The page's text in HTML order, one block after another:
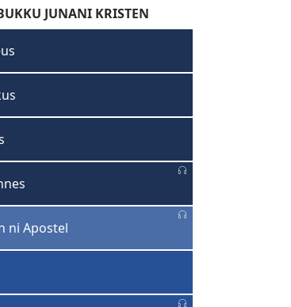
marhite
JUNANI KRISTEN
ni Apostel